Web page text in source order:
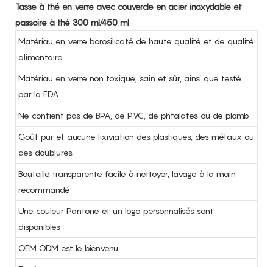
Tasse à thé en verre avec couvercle en acier inoxydable et
passoire à thé 300 ml/450 ml
Matériau en verre borosilicaté de haute qualité et de qualité
alimentaire
Matériau en verre non toxique, sain et sûr, ainsi que testé
par la FDA
Ne contient pas de BPA, de PVC, de phtalates ou de plomb
Goût pur et aucune lixiviation des plastiques, des métaux ou
des doublures
Bouteille transparente facile à nettoyer, lavage à la main
recommandé
Une couleur Pantone et un logo personnalisés sont
disponibles
OEM ODM est le bienvenu